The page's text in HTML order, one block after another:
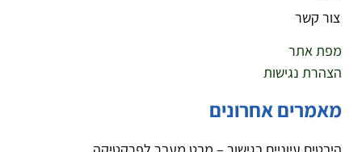
צור קשר
מפת אתר
הצהרת נגישות
מאמרים אחרונים